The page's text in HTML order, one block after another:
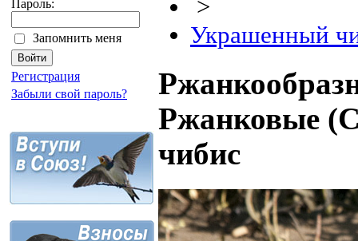
Пароль:
Запомнить меня
Регистрация
Забыли свой пароль?
>
Украшенный
Ржанковые
чибис